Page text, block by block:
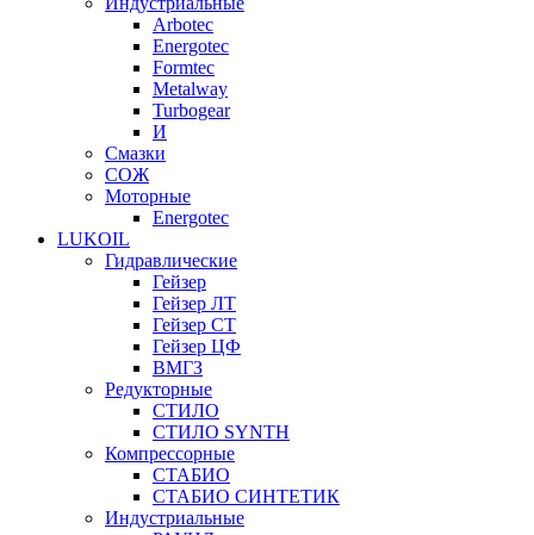
Arbotec
Energotec
Formtec
Metalway
Turbogear
И
Смазки
СОЖ
Моторные
Energotec
LUKOIL
Гидравлические
Гейзер
Гейзер ЛТ
Гейзер СТ
Гейзер ЦФ
ВМГЗ
Редукторные
СТИЛО
СТИЛО SYNTH
Компрессорные
СТАБИО
СТАБИО СИНТЕТИК
Индустриальные